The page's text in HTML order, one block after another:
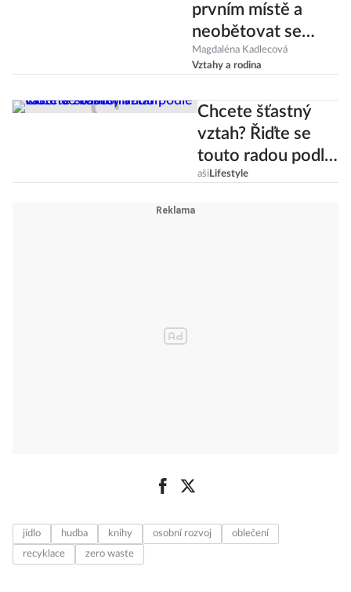
prvním místě a
neobětovat se
stále pro druhé
Magdaléna Kadlecová
Vztahy a rodina
Chcete šťastný
vztah? Řiďte se
touto radou podle
vašeho znamení
aši Lifestyle
jídlo hudba knihy osobní rozvoj
oblečení
recyklace
zero waste